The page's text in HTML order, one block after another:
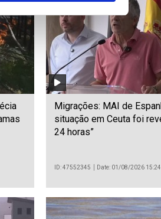
Migrações: MAI de
situação em Ceuta foi
24 horas”
ID: 47552345 Date: 01/08/2026 15:24